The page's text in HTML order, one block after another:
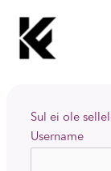
content
Sul ei ole
Username